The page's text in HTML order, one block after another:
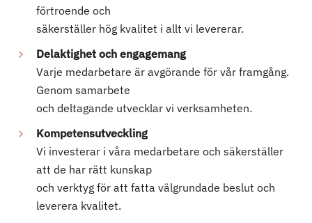
förtroende och
säkerställer hög kvalitet i allt vi levererar.
Delaktighet och engagemang
Varje medarbetare är avgörande för vår framgång.
Genom samarbete
och deltagande utvecklar vi verksamheten.
Kompetensutveckling
Vi investerar i våra medarbetare och säkerställer
att de har rätt kunskap
och verktyg för att fatta välgrundade beslut och
leverera kvalitet.